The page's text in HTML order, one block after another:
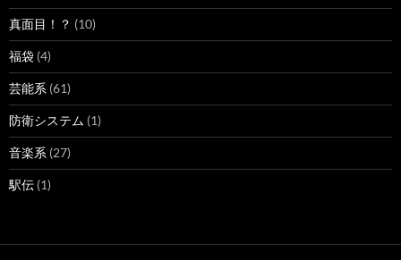
真面目！？ (10)
福袋 (4)
芸能系 (61)
防衛システム (1)
音楽系 (27)
駅伝 (1)